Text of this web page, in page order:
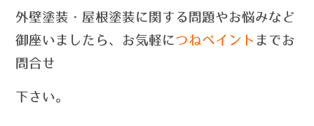
外壁塗装・屋根塗装に関する問題やお悩みなど
御座いましたら、お気軽に つねペイント までお
問合せ
下さい。